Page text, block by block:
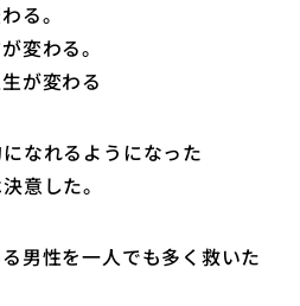
る。
変わる。
が変わる
なれるようになった
意した。
男性を一人でも多く救いた